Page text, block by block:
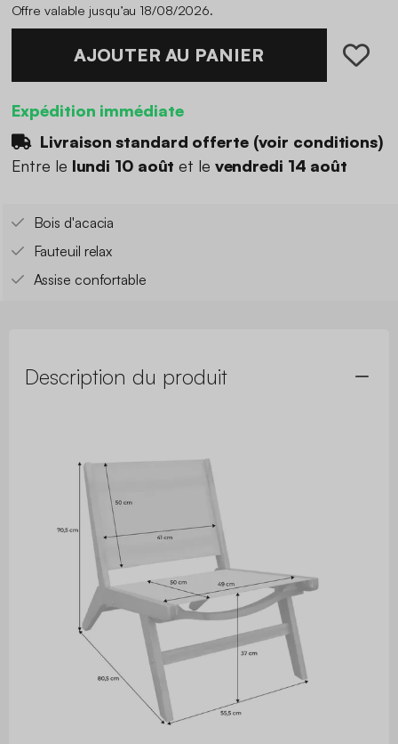
Offre valable jusqu’au 18/08/2026.
AJOUTER AU PANIER
Expédition immédiate
Livraison standard offerte (voir conditions)
Entre le lundi 10 août et le vendredi 14 août
Bois d'acacia
Fauteuil relax
Assise confortable
Description du produit